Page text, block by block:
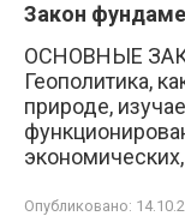
Закон
ОСНОВНЫЕ
Геополитика,
природе,
Опубликовано: